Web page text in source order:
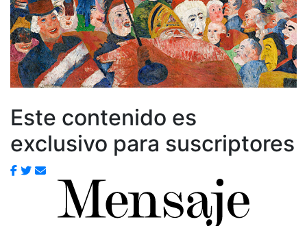
Este contenido es
exclusivo para suscriptores